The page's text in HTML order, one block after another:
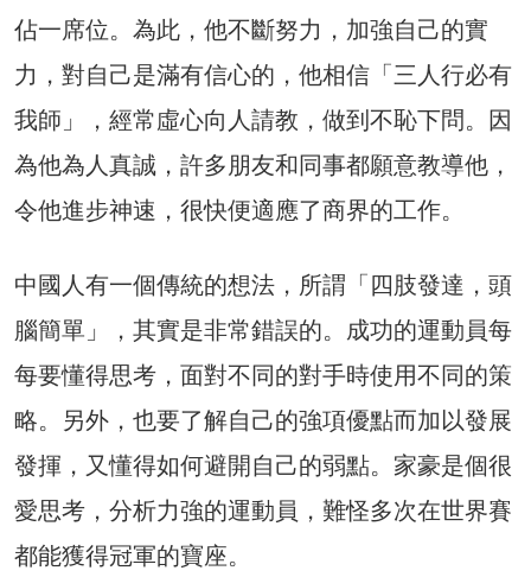
佔一席位。為此，他不斷努力，加強自己的實
力，對自己是滿有信心的，他相信「三人行必有
我師」，經常虛心向人請教，做到不恥下問。因
為他為人真誠，許多朋友和同事都願意教導他，
令他進步神速，很快便適應了商界的工作。
中國人有一個傳統的想法，所謂「四肢發達，頭
腦簡單」，其實是非常錯誤的。成功的運動員每
每要懂得思考，面對不同的對手時使用不同的策
略。另外，也要了解自己的強項優點而加以發展
發揮，又懂得如何避開自己的弱點。家豪是個很
愛思考，分析力強的運動員，難怪多次在世界賽
都能獲得冠軍的寶座。